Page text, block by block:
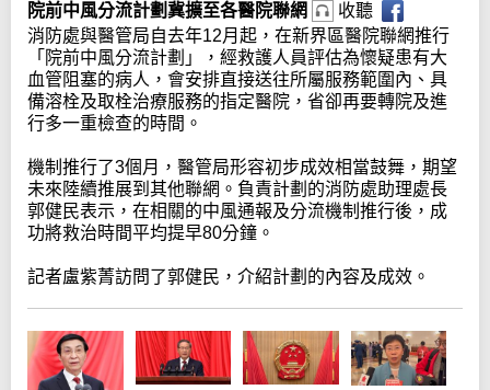
院前中風分流計劃冀擴至各醫院聯網
收聽
消防處與醫管局自去年12月起，在新界區醫院聯網推行
「院前中風分流計劃」，經救護人員評估為懷疑患有大
血管阻塞的病人，會安排直接送往所屬服務範圍內、具
備溶栓及取栓治療服務的指定醫院，省卻再要轉院及進
行多一重檢查的時間。
機制推行了3個月，醫管局形容初步成效相當鼓舞，期望
未來陸續推展到其他聯網。負責計劃的消防處助理處長
郭健民表示，在相關的中風通報及分流機制推行後，成
功將救治時間平均提早80分鐘。
記者盧紫菁訪問了郭健民，介紹計劃的內容及成效。